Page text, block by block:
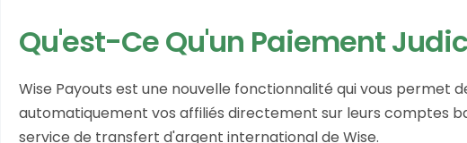
Qu'est-Ce Qu'un Paiement
Wise Payouts est une nouvelle fonctionnalité qui vous permet
automatiquement vos affiliés directement sur leurs comptes
service de transfert d'argent international de Wise.